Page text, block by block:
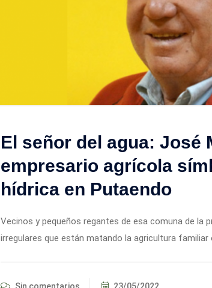
El señor del agua: José
empresario agrícola
hídrica en Putaendo
Vecinos y pequeños regantes de esa comuna de la
irregulares que están matando la agricultura
Sin comentarios 23/05/2022